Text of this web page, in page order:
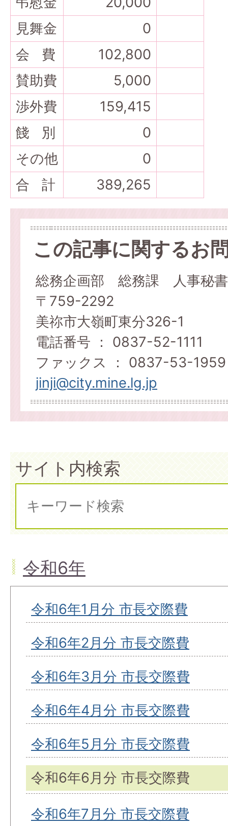
見舞金
0
会 費
102,800
賛助費
5,000
渉外費
159,415
餞 別
0
その他
0
合 計
389,265
この記事に関するお
総務企画部 総務課 人事秘
〒759-2292
美祢市大嶺町東分326-1
電話番号 ： 0837-52-1111
ファックス ： 0837-53-1959
jinji@city.mine.lg.jp
サイト内検索
令和6年
令和6年1月分 市長交際費
令和6年2月分 市長交際費
令和6年3月分 市長交際費
令和6年4月分 市長交際費
令和6年5月分 市長交際費
令和6年6月分 市長交際費
令和6年7月分 市長交際費